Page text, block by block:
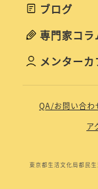
ブログ
専門家コラ
メンター
QA/お問い合わ
ア
東京都生活文化局都民